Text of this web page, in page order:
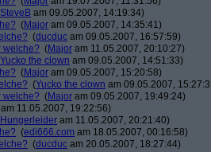
SteveB am 09.05.2007, 14:19:34)
(Major am 09.05.2007, 14:35:41)
(ducduc am 09.05.2007, 16:57:59)
welche? (Major am 11.05.2007, 20:10:27)
Yucko the clown am 09.05.2007, 14:51:33)
(Major am 09.05.2007, 15:20:58)
(Yucko the clown am 09.05.2007,
welche? (Major am 09.05.2007, 19:49:24)
am 11.05.2007, 19:22:56)
Hungerleider am 11.05.2007, 20:21:40)
(edi666.com am 18.05.2007, 00:16:58)
(ducduc am 20.05.2007, 18:27:44)